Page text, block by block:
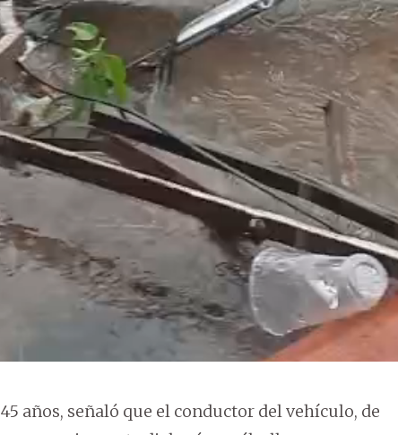
años, señaló que el conductor del vehículo, de